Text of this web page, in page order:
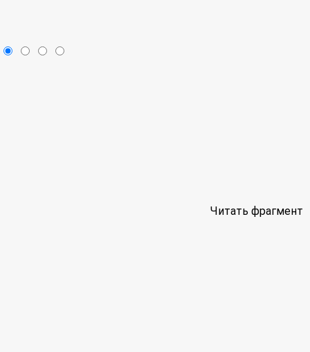
Читать фрагмент